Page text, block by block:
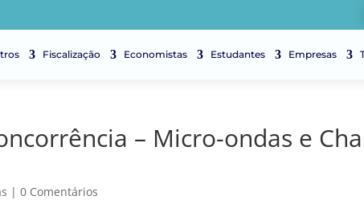
Fiscalização Economistas Estudantes Empresas
– Micro-ondas e
|0 Comentários